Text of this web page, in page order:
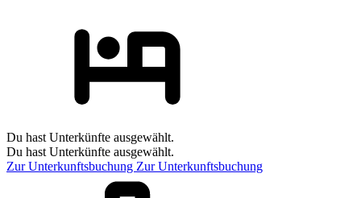
Du hast Unterkünfte ausgewählt.
Du hast Unterkünfte ausgewählt.
Zur Unterkunftsbuchung Zur Unterkunftsbuchung